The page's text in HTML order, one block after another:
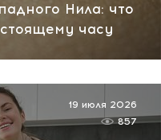
Нила: что
часу
19 июля 2026
857